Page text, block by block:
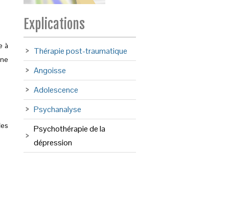
à
Explications
Thérapie post-traumatique
Angoisse
Adolescence
Psychanalyse
Psychothérapie de la
dépression